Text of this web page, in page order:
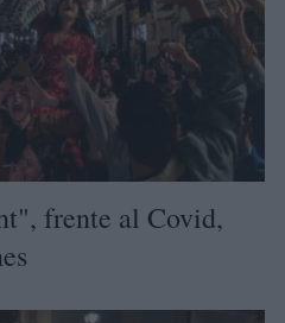
frente al Covid,